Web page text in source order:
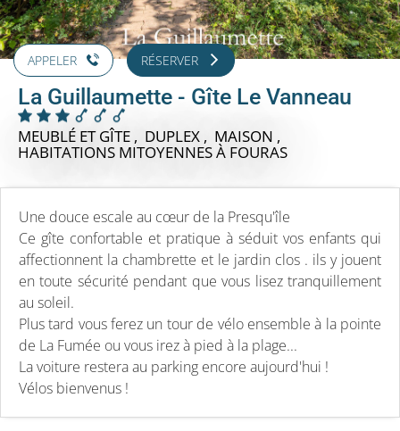
APPELER RÉSERVER
La Guillaumette - Gîte Le Vanneau
MEUBLÉ ET GÎTE , DUPLEX , MAISON ,
HABITATIONS MITOYENNESÀ FOURAS
Une douce escale au cœur de la Presqu'île
Ce gîte confortable et pratique à séduit vos enfants qui
affectionnent la chambrette et le jardin clos . ils y jouent
en toute sécurité pendant que vous lisez tranquillement
au soleil.
Plus tard vous ferez un tour de vélo ensemble à la pointe
de La Fumée ou vous irez à pied à la plage...
La voiture restera au parking encore aujourd'hui !
Vélos bienvenus !